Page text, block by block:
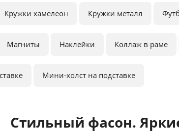
Кружки хамелеон Кружки металл
Магниты Наклейки Коллаж в раме
Мини-холст на подставке
Стильный фасон.